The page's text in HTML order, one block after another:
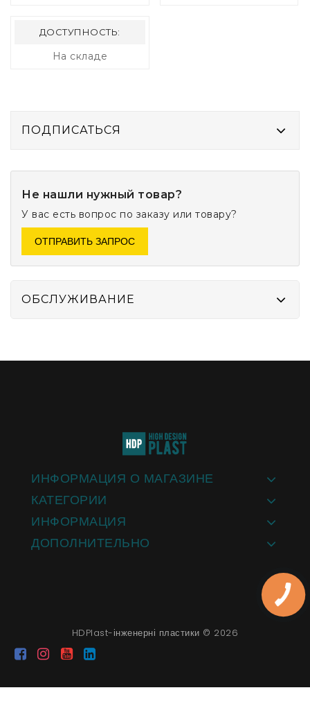
ДОСТУПНОСТЬ:
На складе
ПОДПИСАТЬСЯ
Не нашли нужный товар?
У вас есть вопрос по заказу или товару?
ОТПРАВИТЬ ЗАПРОС
ОБСЛУЖИВАНИЕ
ИНФОРМАЦИЯ О МАГАЗИНЕ
КАТЕГОРИИ
ИНФОРМАЦИЯ
ДОПОЛНИТЕЛЬНО
HDPlast-інженерні пластики © 2026